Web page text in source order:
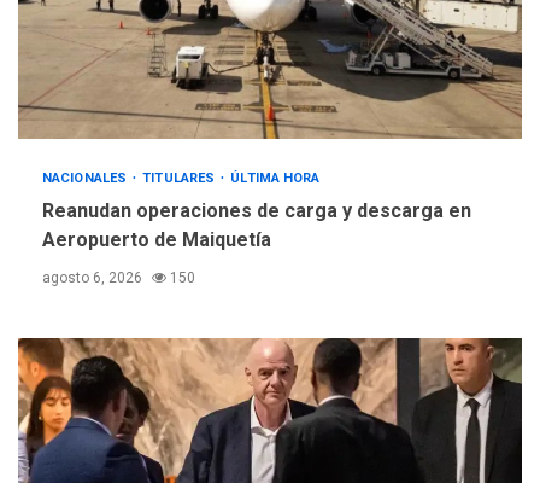
3
atacaron dos petroleros
sauditas
REGIONALES ÚLTIMA HORA
Instituciones estadales se
suman al Plan Agosto de
5
REGIONALES
de Comercio para reforma
de Ley de Puerto Libre
NACIONALES TITULARES ÚLTIMA HORA
Reanudan operaciones de carga y descarga en
Aeropuerto de Maiquetía
agosto 6, 2026 150